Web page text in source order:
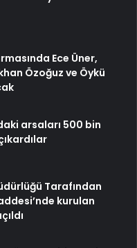
Ece Üner,
Özoğuz ve Öykü
arsaları 500 bin
Tarafından
kurulan